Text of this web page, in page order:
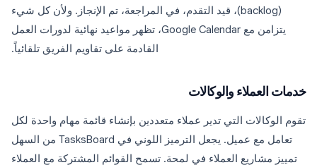
(backlog)، قيد التقدم، في المراجعة، تم الإنجاز. ولأن كل شيء
يتزامن مع Google Calendar، تظهر مواعيد نهائية لدورات العمل
القادمة على تقاويم الفريق تلقائياً.
خدمات العملاء والوكالات
تقوم الوكالات التي تدير عملاء متعددين بإنشاء قائمة مهام واحدة لكل
تعامل مع عميل. يجعل الترميز اللوني في TasksBoard من السهل
تمييز مشاريع العملاء في لمحة. تسمح القوائم المشتركة مع العملاء